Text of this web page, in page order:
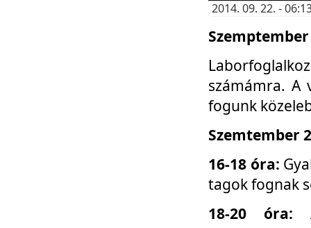
2014. 09. 22. -
számámra. A
fogunk
Szemtember
16-18 óra:
tagok fognak
18-20 óra: